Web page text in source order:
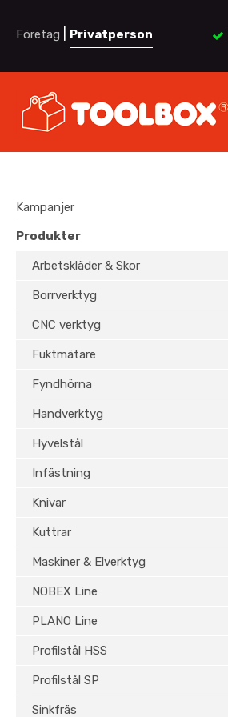
Företag Privatperson
Kampanjer
Produkter
Arbetskläder & Skor
Borrverktyg
CNC verktyg
Fuktmätare
Fyndhörna
Handverktyg
Hyvelstål
Infästning
Knivar
Kuttrar
Maskiner & Elverktyg
NOBEX Line
PLANO Line
Profilstål HSS
Profilstål SP
Sinkfräs